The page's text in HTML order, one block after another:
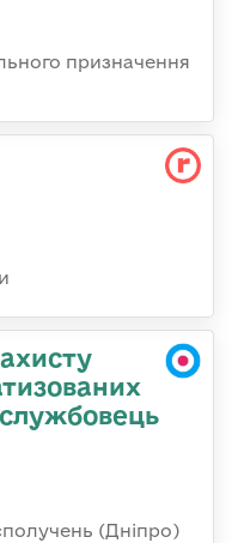
призначення
(Дніпро)